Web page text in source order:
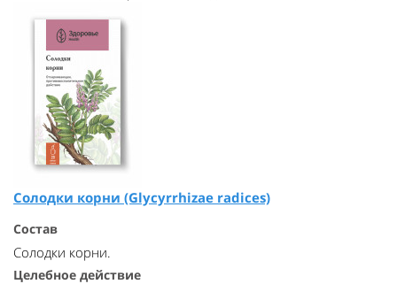
Солодки корни (Glycyrrhizae radices)
Состав
Солодки корни.
Целебное действие